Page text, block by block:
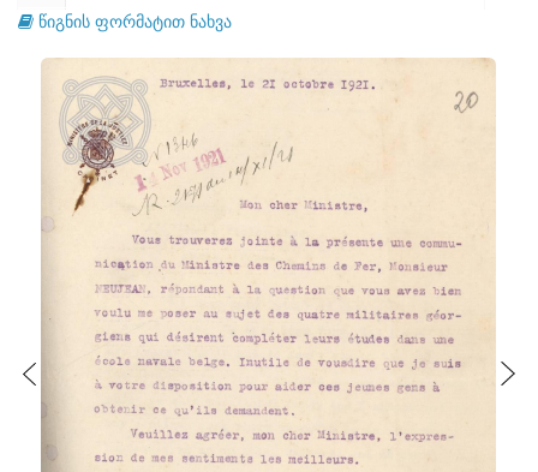
ᲤᲐᲘᲚᲘ 20
ᲤᲐᲘᲚᲘ 21
ᲤᲐᲘᲚᲘ
ᲤᲐᲘᲚᲘ 23
ᲤᲐᲘᲚᲘ
ᲤᲐᲘᲚᲘ
ᲤᲐᲘᲚᲘ 28
წიგნის ფორმატით ნახვა